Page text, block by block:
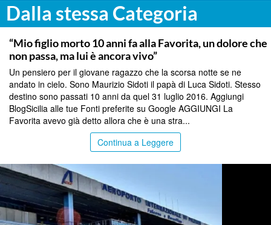
Dalla stessa Categoria
PALERMO
“Mio figlio morto 10 anni fa alla Favorita, un dolore che
non passa, ma lui è ancora vivo”
Un pensiero per il giovane ragazzo che la scorsa notte se ne
andato in cielo. Sono Maurizio Sidoti il papà di Luca Sidoti. Stesso
destino sono passati 10 anni da quel 31 luglio 2016. Aggiungi
BlogSicilia alle tue Fonti preferite su Google AGGIUNGI La
Favorita avevo già detto allora che è una stra...
Continua a Leggere